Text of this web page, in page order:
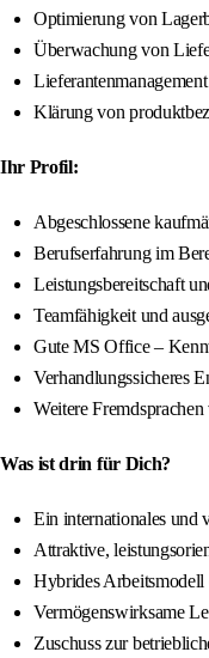
Optimierung von
Überwachung von
Klärung von
Ihr Profil:
Abgeschlossene
Berufserfahrung im
Leistungsbereitschaft
Teamfähigkeit und
Gute MS Office –
Verhandlungssicheres
Weitere
Was ist drin für Dich?
Ein internationales und
Attraktive,
Hybrides
Vermögenswirksame
Zuschuss zur